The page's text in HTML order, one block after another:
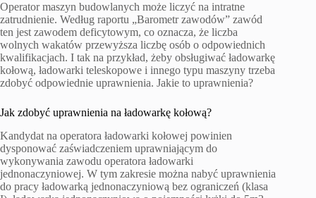
Operator maszyn budowlanych może liczyć na intratne
zatrudnienie. Według raportu „Barometr zawodów” zawód
ten jest zawodem deficytowym, co oznacza, że liczba
wolnych wakatów przewyższa liczbę osób o odpowiednich
kwalifikacjach. I tak na przykład, żeby obsługiwać ładowarkę
kołową, ładowarki teleskopowe i innego typu maszyny trzeba
zdobyć odpowiednie uprawnienia. Jakie to uprawnienia?
Jak zdobyć uprawnienia na ładowarkę kołową?
Kandydat na operatora ładowarki kołowej powinien
dysponować zaświadczeniem uprawniającym do
wykonywania zawodu operatora ładowarki
jednonaczyniowej. W tym zakresie można nabyć uprawnienia
do pracy ładowarką jednonaczyniową bez ograniczeń (klasa